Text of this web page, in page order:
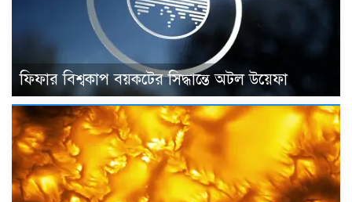
ফিফার বিশ্বকাপ বয়কটের সিদ্ধান্তে অটল উয়েফা